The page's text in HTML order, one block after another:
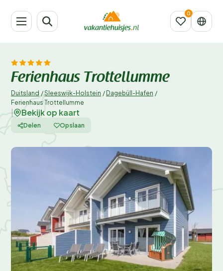
Ferienhaus Trottellumme
Duitsland /Sleeswijk-Holstein / Dagebüll-Hafen /
Ferienhaus Trottellumme
Bekijk op kaart
Delen Opslaan